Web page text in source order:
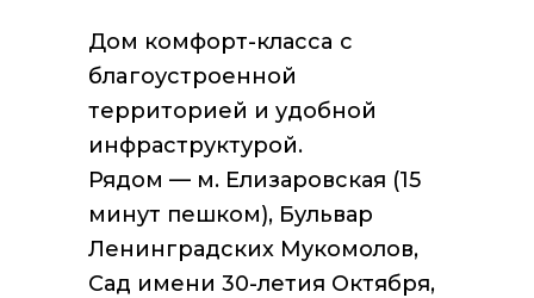
Дoм кoмфoрт-класca c
блaгoуcтроеннoй
теppиторией и удобной
инфраструктурой.
Рядом — м. Елизаровская (15
минут пешком), Бульвар
Ленинградских Мукомолов,
Сад имени 30-летия Октября,